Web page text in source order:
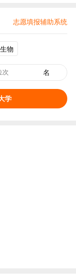
志愿填报辅助系统
生物
名
学